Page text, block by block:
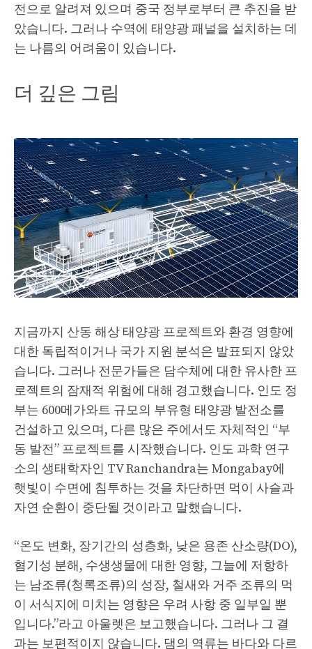
전으로 알려져 있으며 중국 정부로부터 큰 추진을 받
았습니다. 그러나 수역에 태양광 패널을 설치하는 데
는 나름의 어려움이 있습니다.
더 깊은 그림
지금까지 산동 해상 태양광 프로젝트와 환경 영향에
대한 독립적이거나 국가 지원 분석은 발표되지 않았
습니다. 그러나 전문가들은 담수체에 대한 유사한 프
로젝트의 잠재적 위험에 대해 경고했습니다. 인도 정
부는 600메가와트 규모의 부유형 태양광 발전소를
건설하고 있으며, 다른 많은 주에서도 자체적인 “부
동 발전” 프로젝트를 시작했습니다. 인도 과학 연구
소의 생태학자인 TV Ranchandra는 Mongabay에
햇빛이 수면에 침투하는 것을 차단하면 먹이 사슬과
자연 순환이 중단될 것이라고 말했습니다.
“온도 변화, 장기간의 성층화, 낮은 용존 산소량(DO),
혐기성 분해, 수생생물에 대한 영향, 그늘에 저항하
는 남조류(청록조류)의 성장, 철새와 거주 조류의 먹
이 서식지에 미치는 영향은 우려 사항 중 일부일 뿐
입니다.”라고 아울렛은 보고했습니다. 그러나 그 결
과는 보편적이지 않습니다. 댐의 역류는 바다와 다르